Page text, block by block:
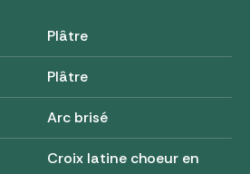
Plâtre
Plâtre
Arc brisé
Croix latine choeur en